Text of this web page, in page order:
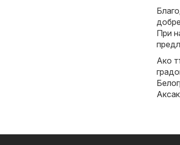
При
Ако